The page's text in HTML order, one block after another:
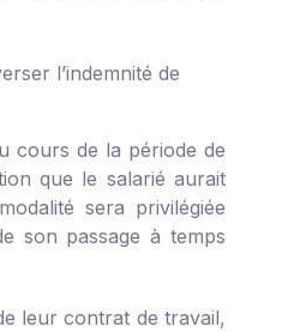
l’indemnité de
cours de la période de
que le salarié aurait
sera privilégiée
son passage à temps
leur contrat de travail,